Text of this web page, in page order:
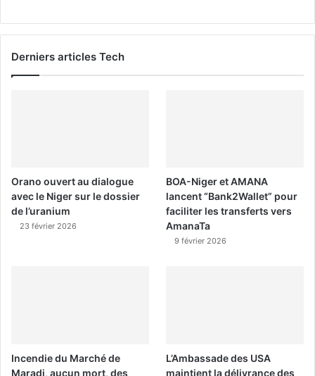
Derniers articles Tech
Orano ouvert au dialogue
avec le Niger sur le dossier
de l’uranium
23 février 2026
BOA-Niger et AMANA
lancent “Bank2Wallet” pour
faciliter les transferts vers
AmanaTa
9 février 2026
Incendie du Marché de
Maradi, aucun mort, des
L’Ambassade des USA
maintient la délivrance des